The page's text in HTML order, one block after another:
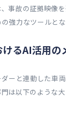
事故の証拠映像
強力なツールとな
るAI活用の
ーと連動した車
は以下のような